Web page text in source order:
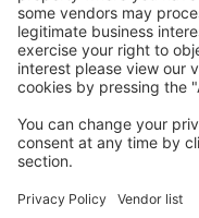
Copyright © eSky.at. Alle